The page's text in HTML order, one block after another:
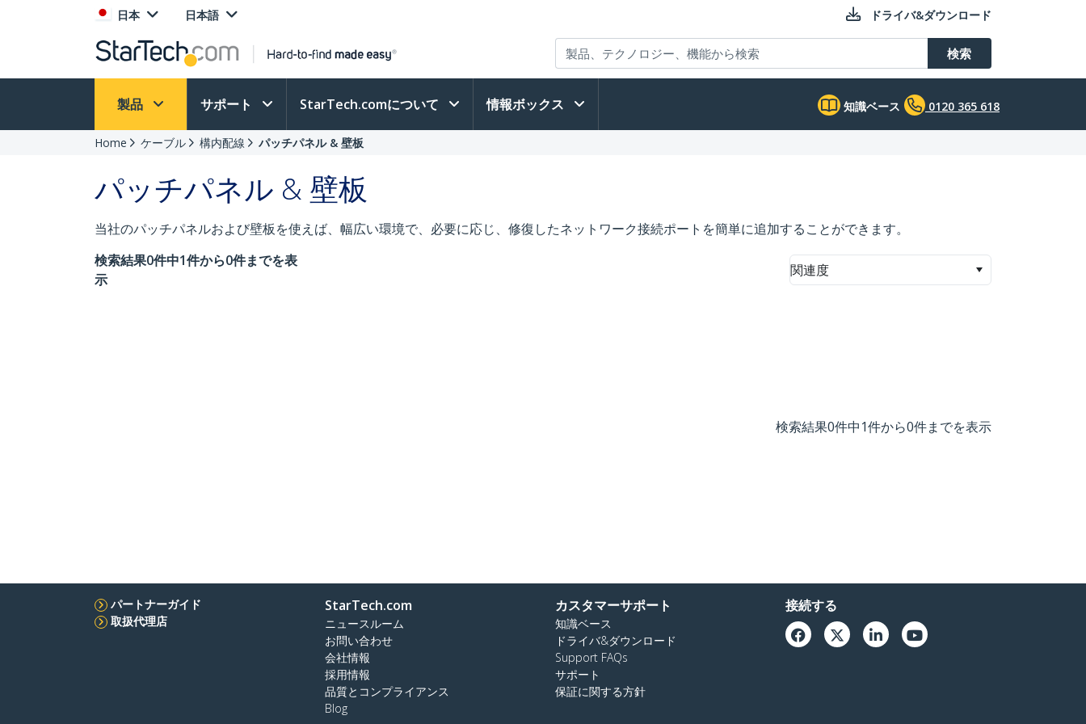
日本 日本語 ドライバ&ダウンロード
検索
製品 サポート StarTech.comについて 情報ボックス 知識ベース 0120 365 618
Home ケーブル 構内配線 パッチパネル & 壁板
パッチパネル & 壁板
当社のパッチパネルおよび壁板を使えば、幅広い環境で、必要に応じ、修復したネットワーク接続ポートを簡単に追加することができます。
検索結果0件中1件から0件までを表
示
関連度
検索結果0件中1件から0件までを表示
パートナーガイド
取扱代理店
StarTech.com
ニュースルーム
お問い合わせ
会社情報
採用情報
品質とコンプライアンス
Blog
カスタマーサポート
知識ベース
ドライバ&ダウンロード
Support FAQs
サポート
保証に関する方針
接続する